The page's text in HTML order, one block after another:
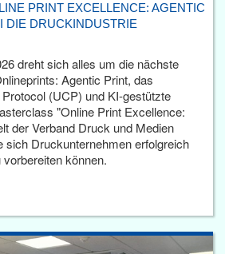
PRINT EXCELLENCE: AGENTIC
DIE DRUCKINDUSTRIE
dreht sich alles um die nächste
Agentic Print, das
(UCP) und KI-gestützte
"Online Print Excellence:
der Verband Druck und Medien
sich Druckunternehmen erfolgreich
können.